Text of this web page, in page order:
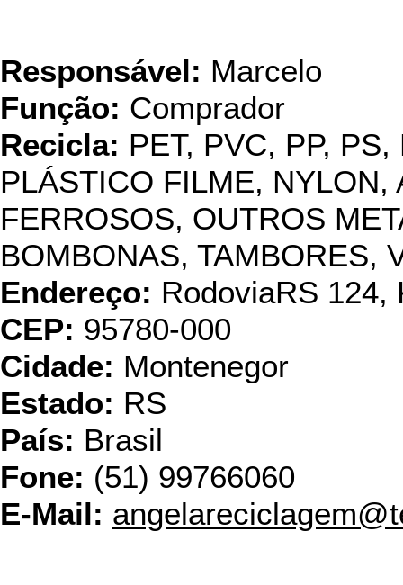
Responsável: Marcelo
Função: Comprador
Recicla: PET, PVC, PP,
PLÁSTICO FILME, NYLON,
FERROSOS, OUTROS
BOMBONAS, TAMBORES,
Endereço: RodoviaRS 124,
CEP: 95780-000
Cidade: Montenegor
Estado: RS
País: Brasil
Fone: (51) 99766060
E-Mail: